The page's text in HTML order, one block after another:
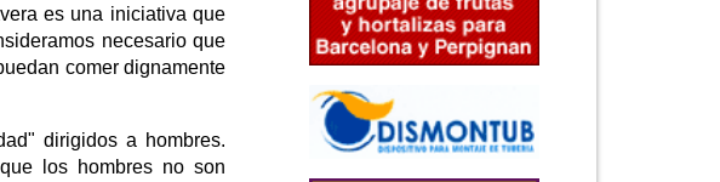
es una iniciativa que
necesario que
comer dignamente
dirigidos a hombres.
los hombres no son